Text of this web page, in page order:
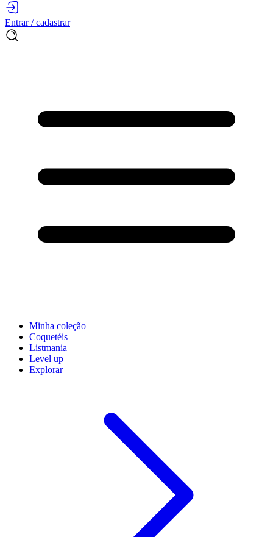
Entrar / cadastrar
Minha coleção
Coquetéis
Listmania
Level up
Explorar